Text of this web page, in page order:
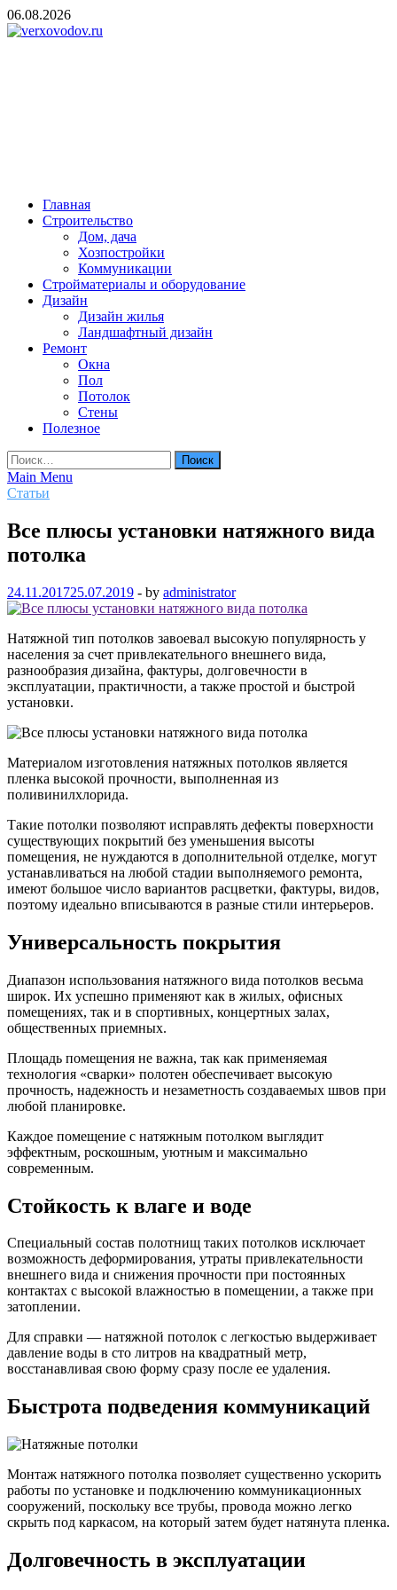
Skip
to
06.08.2026
Главная
Строительство
Дом, дача
Хозпостройки
Коммуникации
Стройматериалы и оборудование
Дизайн
Дизайн жилья
Ландшафтный дизайн
Ремонт
Окна
Пол
Потолок
Стены
Полезное
Найти:
Main Menu
Статьи
Все плюсы установки натяжного вида
потолка
24.11.201725.07.2019 - by administrator
Натяжной тип потолков завоевал высокую популярность у
населения за счет привлекательного внешнего вида,
разнообразия дизайна, фактуры, долговечности в
эксплуатации, практичности, а также простой и быстрой
установки.
Материалом изготовления натяжных потолков является
пленка высокой прочности, выполненная из
поливинилхлорида.
Такие потолки позволяют исправлять дефекты поверхности
существующих покрытий без уменьшения высоты
помещения, не нуждаются в дополнительной отделке, могут
устанавливаться на любой стадии выполняемого ремонта,
имеют большое число вариантов расцветки, фактуры, видов,
поэтому идеально вписываются в разные стили интерьеров.
Универсальность покрытия
Диапазон использования натяжного вида потолков весьма
широк. Их успешно применяют как в жилых, офисных
помещениях, так и в спортивных, концертных залах,
общественных приемных.
Площадь помещения не важна, так как применяемая
технология «сварки» полотен обеспечивает высокую
прочность, надежность и незаметность создаваемых швов при
любой планировке.
Каждое помещение с натяжным потолком выглядит
эффектным, роскошным, уютным и максимально
современным.
Стойкость к влаге и воде
Специальный состав полотнищ таких потолков исключает
возможность деформирования, утраты привлекательности
внешнего вида и снижения прочности при постоянных
контактах с высокой влажностью в помещении, а также при
затоплении.
Для справки — натяжной потолок с легкостью выдерживает
давление воды в сто литров на квадратный метр,
восстанавливая свою форму сразу после ее удаления.
Быстрота подведения коммуникаций
Монтаж натяжного потолка позволяет существенно ускорить
работы по установке и подключению коммуникационных
сооружений, поскольку все трубы, провода можно легко
скрыть под каркасом, на который затем будет натянута пленка.
Долговечность в эксплуатации